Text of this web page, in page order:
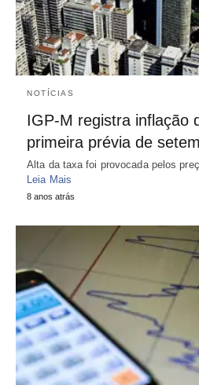
NOTÍCIAS
IGP-M registra inflação
primeira prévia de
Alta da taxa foi provocada pelos
Leia Mais
8 anos atrás